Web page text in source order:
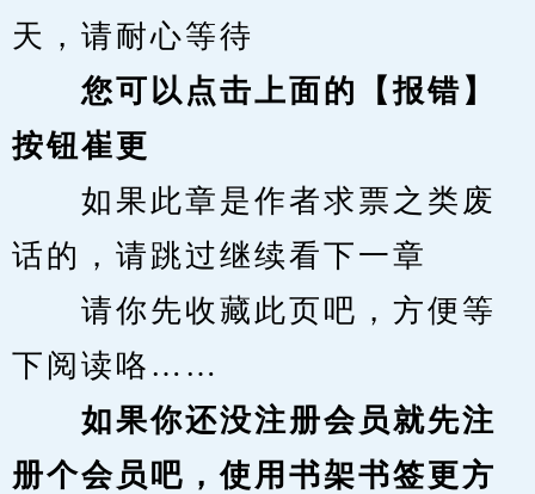
天，请耐心等待
您可以点击上面的【报错】
按钮崔更
如果此章是作者求票之类废
话的，请跳过继续看下一章
请你先收藏此页吧，方便等
下阅读咯……
如果你还没注册会员就先注
册个会员吧，使用书架书签更方